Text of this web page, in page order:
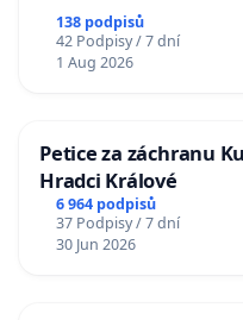
138 podpisů
42 Podpisy / 7 dní
1 Aug 2026
Petice za záchranu
Hradci Králové
6 964 podpisů
37 Podpisy / 7 dní
30 Jun 2026